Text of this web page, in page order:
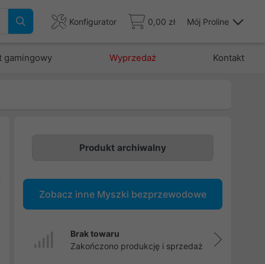
Konfigurator 0,00 zł Mój Proline
gamingowy Wyprzedaż Kontakt
Produkt archiwalny
Zobacz inne Myszki bezprzewodowe
Brak towaru
Zakończono produkcję i sprzedaż